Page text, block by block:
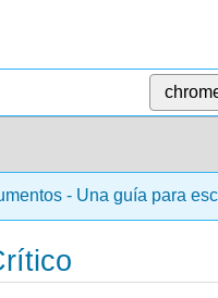
- Una guía para